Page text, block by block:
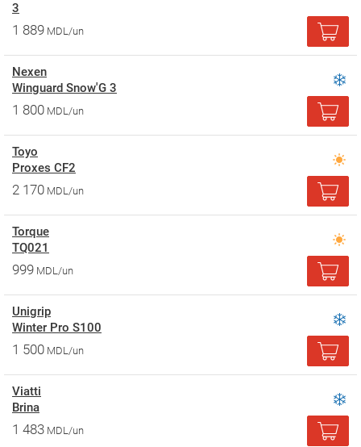
3
1 889 MDL/un
Nexen
Winguard Snow'G 3
1 800 MDL/un
Toyo
Proxes CF2
2 170 MDL/un
Torque
TQ021
999 MDL/un
Unigrip
Winter Pro S100
1 500 MDL/un
Viatti
Brina
1 483 MDL/un